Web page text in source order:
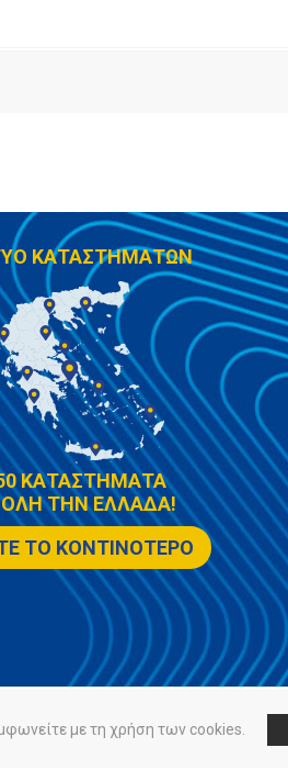
ΚΑΤΑΣΤΗΜΑΤΩΝ
ΚΑΤΑΣΤΗΜΑΤΑ
ΟΛΗ ΤΗΝ ΕΛΛΑΔΑ!
ΤΟ ΚΟΝΤΙΝΟΤΕΡΟ
με τη χρήση των cookies.